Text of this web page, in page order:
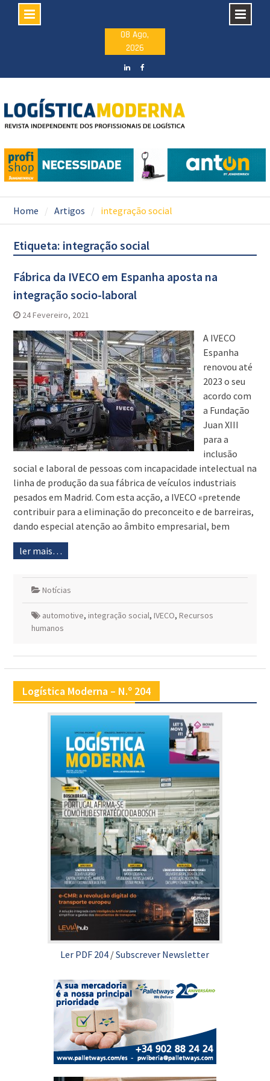
08 Ago,
2026
Home Artigos integração social
Etiqueta: integração social
Fábrica da IVECO em Espanha aposta na
integração socio-laboral
24 Fevereiro, 2021
A IVECO
Espanha
renovou até
2023 o seu
acordo com
a Fundação
Juan XIII
para a
inclusão
social e laboral de pessoas com incapacidade intelectual na
linha de produção da sua fábrica de veículos industriais
pesados em Madrid. Com esta acção, a IVECO «pretende
contribuir para a eliminação do preconceito e de barreiras,
dando especial atenção ao âmbito empresarial, bem
ler mais…
Notícias
automotive, integração social, IVECO, Recursos
humanos
Logística Moderna – N.º 204
Ler PDF 204 /Subscrever Newsletter